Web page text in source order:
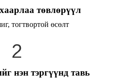
төвлөрүүл
тогтвортой өсөлт
нэн тэргүүнд тавь